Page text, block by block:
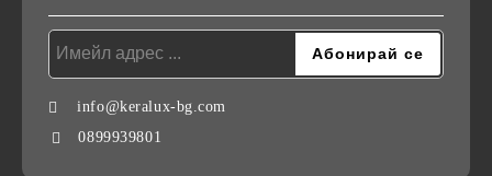
info@keralux-bg.com
0899939801